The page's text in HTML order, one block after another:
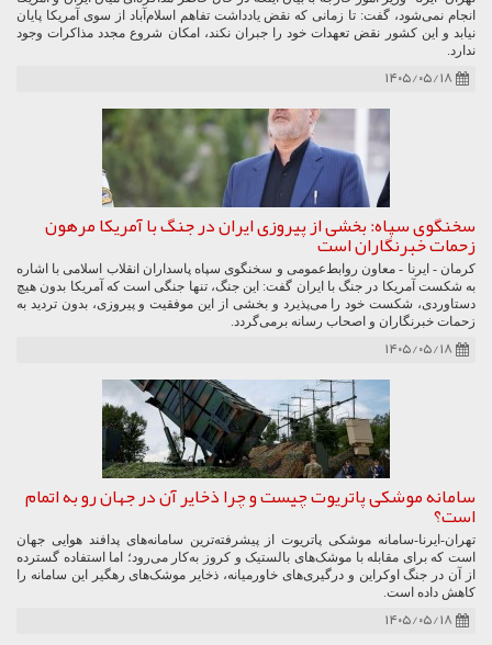
انجام نمی‌شود، گفت: تا زمانی که نقض یادداشت تفاهم اسلام‌آباد از سوی آمریکا پایان
نیابد و این کشور نقض تعهدات خود را جبران نکند، امکان شروع مجدد مذاکرات وجود
ندارد.
۱۴۰۵/۰۵/۱۸
سخنگوی سپاه: بخشی از پیروزی ایران در جنگ با آمریکا مرهون
زحمات خبرنگاران است
کرمان - ایرنا - معاون روابط‌عمومی و سخنگوی سپاه پاسداران انقلاب اسلامی با اشاره
به شکست آمریکا در جنگ با ایران گفت: این جنگ، تنها جنگی است که آمریکا بدون هیچ
دستاوردی، شکست خود را می‌پذیرد و بخشی از این موفقیت و پیروزی، بدون تردید به
زحمات خبرنگاران و اصحاب رسانه برمی‌گردد.
۱۴۰۵/۰۵/۱۸
سامانه موشکی پاتریوت چیست و چرا ذخایر آن در جهان رو به اتمام
است؟
تهران-ایرنا-سامانه موشکی پاتریوت از پیشرفته‌ترین سامانه‌های پدافند هوایی جهان
است که برای مقابله با موشک‌های بالستیک و کروز به‌کار می‌رود؛ اما استفاده گسترده
از آن در جنگ اوکراین و درگیری‌های خاورمیانه، ذخایر موشک‌های رهگیر این سامانه را
کاهش داده است.
۱۴۰۵/۰۵/۱۸